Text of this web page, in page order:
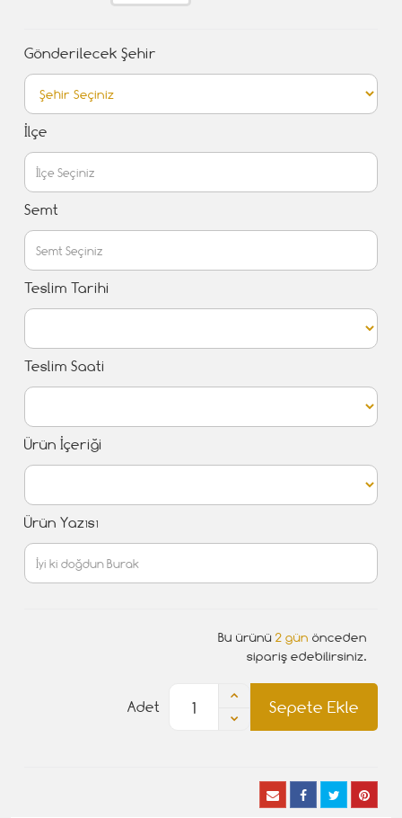
Gönderilecek Şehir
İlçe
Semt
Teslim Tarihi
Teslim Saati
Ürün İçeriği
Ürün Yazısı
Bu ürünü 2 gün önceden
sipariş edebilirsiniz.
Sepete Ekle
Adet